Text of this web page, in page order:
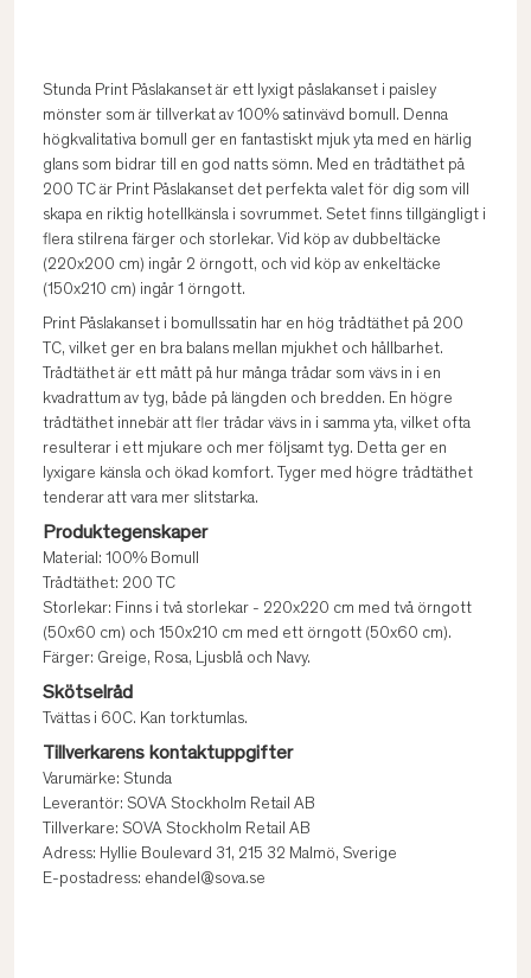
Stunda Print Påslakanset är ett lyxigt påslakanset i paisley
mönster som är tillverkat av 100% satinvävd bomull. Denna
högkvalitativa bomull ger en fantastiskt mjuk yta med en härlig
glans som bidrar till en god natts sömn. Med en trådtäthet på
200 TC är Print Påslakanset det perfekta valet för dig som vill
skapa en riktig hotellkänsla i sovrummet. Setet finns tillgängligt i
flera stilrena färger och storlekar. Vid köp av dubbeltäcke
(220x200 cm) ingår 2 örngott, och vid köp av enkeltäcke
(150x210 cm) ingår 1 örngott.
Print Påslakanset i bomullssatin har en hög trådtäthet på 200
TC, vilket ger en bra balans mellan mjukhet och hållbarhet.
Trådtäthet är ett mått på hur många trådar som vävs in i en
kvadrattum av tyg, både på längden och bredden. En högre
trådtäthet innebär att fler trådar vävs in i samma yta, vilket ofta
resulterar i ett mjukare och mer följsamt tyg. Detta ger en
lyxigare känsla och ökad komfort. Tyger med högre trådtäthet
tenderar att vara mer slitstarka.
Produktegenskaper
Material: 100% Bomull
Trådtäthet: 200 TC
Storlekar: Finns i två storlekar - 220x220 cm med två örngott
(50x60 cm) och 150x210 cm med ett örngott (50x60 cm).
Färger: Greige, Rosa, Ljusblå och Navy.
Skötselråd
Tvättas i 60C. Kan torktumlas.
Tillverkarens kontaktuppgifter
Varumärke: Stunda
Leverantör: SOVA Stockholm Retail AB
Tillverkare: SOVA Stockholm Retail AB
Adress: Hyllie Boulevard 31, 215 32 Malmö, Sverige
E-postadress: ehandel@sova.se